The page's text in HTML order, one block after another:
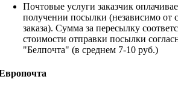
Почтовые услуги заказчик
получении посылки (независимо от
заказа). Сумма за пересылку
стоимости отправки посылки
"Белпочта" (в среднем 7-10 руб.)